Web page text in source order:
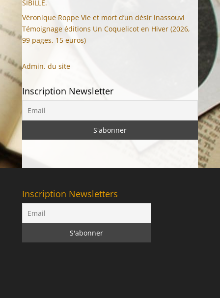
SIBILLE.
Véronique Roppe Vie et mort d’un désir inassouvi
Témoignage éditions Un Coquelicot en Hiver (2026,
99 pages, 15 euros)
Admin. du site
Inscription Newsletter
Inscription Newsletters